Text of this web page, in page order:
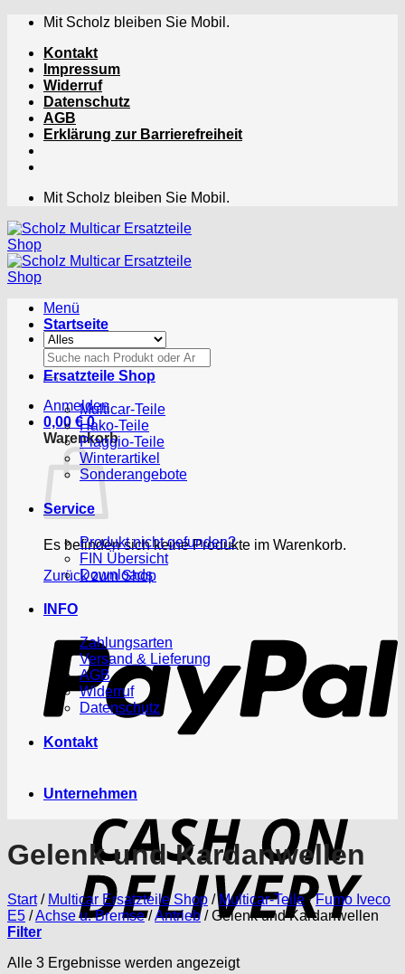
Zum
springen
Mit Scholz bleiben Sie Mobil.
Kontakt
Impressum
Widerruf
Datenschutz
AGB
Erklärung zur Barrierefreiheit
Mit Scholz bleiben Sie Mobil.
Menü
Suchen
nach:
Anmelden
0,00 € 0
Warenkorb
Es befinden sich keine Produkte im Warenkorb.
Zurück zum Shop
Startseite
Ersatzteile Shop
Multicar-Teile
Hako-Teile
Piaggio-Teile
Winterartikel
Sonderangebote
Service
Produkt nicht gefunden?
FIN Übersicht
Downloads
INFO
Zahlungsarten
Versand & Lieferung
AGB
Widerruf
Datenschutz
Kontakt
Unternehmen
Gelenk und Kardanwellen
Start / Multicar Ersatzteile Shop / Multicar-Teile / Fumo Iveco
E5 /Achse u. Bremse /Antrieb /Gelenk und Kardanwellen
Filter
Alle 3 Ergebnisse werden angezeigt